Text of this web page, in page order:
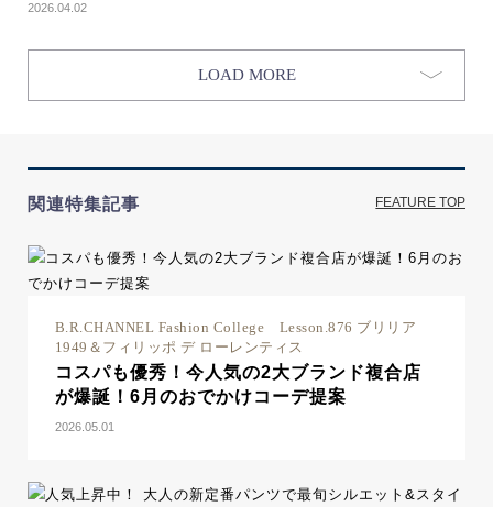
2026.04.02
LOAD MORE
関連特集記事 FEATURE TOP
B.R.CHANNEL Fashion College Lesson.876 ブリリア
1949＆フィリッポ デ ローレンティス
コスパも優秀！今人気の2大ブランド複合店
が爆誕！6月のおでかけコーデ提案
2026.05.01